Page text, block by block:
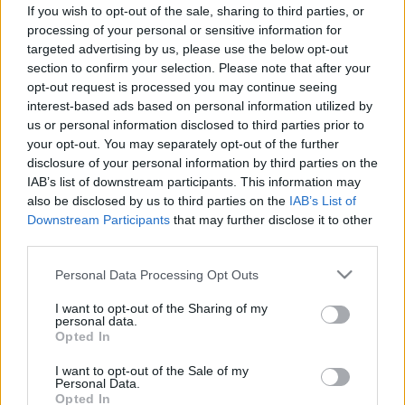
If you wish to opt-out of the sale, sharing to third parties, or
processing of your personal or sensitive information for
targeted advertising by us, please use the below opt-out
section to confirm your selection. Please note that after your
opt-out request is processed you may continue seeing
interest-based ads based on personal information utilized by
us or personal information disclosed to third parties prior to
your opt-out. You may separately opt-out of the further
disclosure of your personal information by third parties on the
IAB’s list of downstream participants. This information may
also be disclosed by us to third parties on the IAB’s List of
Downstream Participants that may further disclose it to other
Please note that this website/app uses one or more Google
not limited to your visit or usage behaviour. You may click to
grant or deny consent to Google and its third-party tags to
use your data for below specified purposes in below Google
consent section.
Personal Data Processing Opt Outs
I want to opt-out of the Sharing of my
personal data.
Opted In
I want to opt-out of the Sale of my
Personal Data.
Opted In